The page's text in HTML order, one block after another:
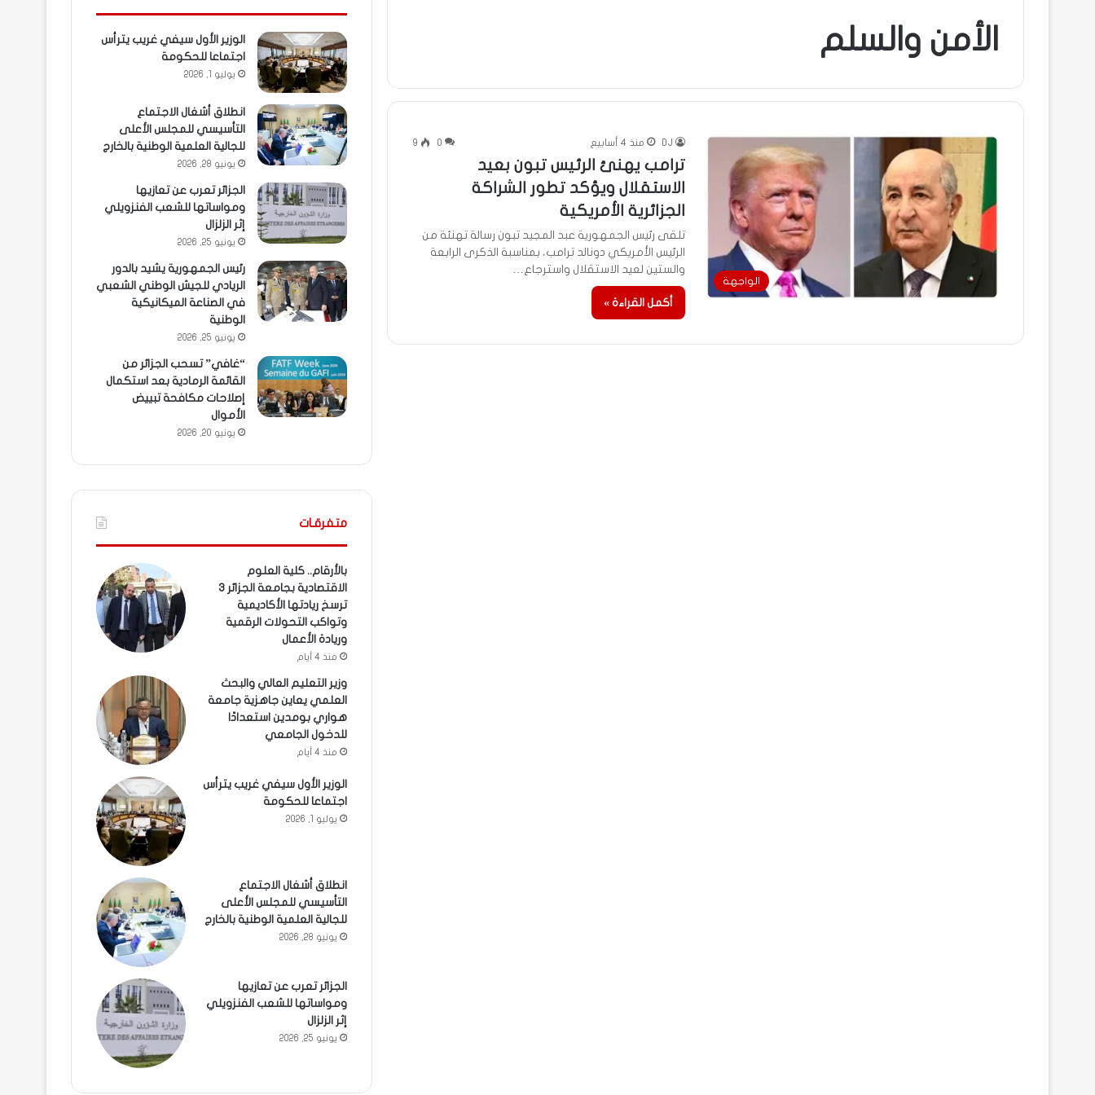
الأمن والسلم
الواجهة
DJ منذ 4 أسابيع 0
9
ترامب يهنئ الرئيس تبون بعيد
الاستقلال ويؤكد تطور الشراكة
الجزائرية الأمريكية
تلقى رئيس الجمهورية عبد المجيد تبون رسالة تهنئة من
الرئيس الأمريكي دونالد ترامب، بمناسبة الذكرى الرابعة
والستين لعيد الاستقلال واسترجاع…
أكمل القراءة »
الوزير الأول سيفي غريب يترأس
اجتماعا للحكومة
يوليو 1, 2026
انطلاق أشغال الاجتماع
التأسيسي للمجلس الأعلى
للجالية العلمية الوطنية بالخارج
يونيو 28, 2026
الجزائر تعرب عن تعازيها
ومواساتها للشعب الفنزويلي
إثر الزلزال
يونيو 25, 2026
رئيس الجمهورية يشيد بالدور
الريادي للجيش الوطني الشعبي
في الصناعة الميكانيكية
الوطنية
يونيو 25, 2026
“غافي” تسحب الجزائر من
القائمة الرمادية بعد استكمال
إصلاحات مكافحة تبييض
الأموال
يونيو 20, 2026
متفرقـات
بالأرقام.. كلية العلوم
الاقتصادية بجامعة الجزائر 3
ترسخ ريادتها الأكاديمية
وتواكب التحولات الرقمية
وريادة الأعمال
منذ 4 أيام
وزير التعليم العالي والبحث
العلمي يعاين جاهزية جامعة
هواري بومدين استعدادًا
للدخول الجامعي
منذ 4 أيام
الوزير الأول سيفي غريب يترأس
اجتماعا للحكومة
يوليو 1, 2026
انطلاق أشغال الاجتماع
التأسيسي للمجلس الأعلى
للجالية العلمية الوطنية بالخارج
يونيو 28, 2026
الجزائر تعرب عن تعازيها
ومواساتها للشعب الفنزويلي
إثر الزلزال
يونيو 25, 2026